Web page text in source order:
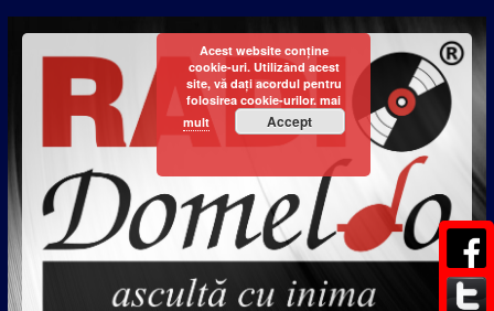
Acest website conține
cookie-uri. Utilizând acest
site, vă dați acordul pentru
folosirea cookie-urilor. mai
mult
Accept